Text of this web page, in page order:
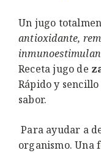
Un jugo
antioxidante,
Receta jugo de
Rápido y
sabor.
Para ayudar a
organismo. Una